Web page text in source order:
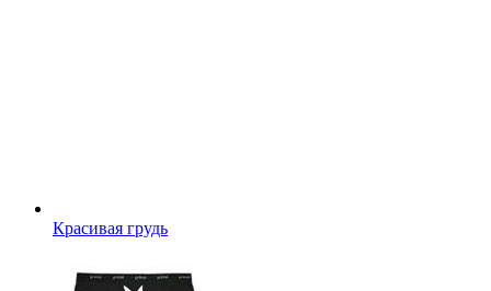
Красивая грудь